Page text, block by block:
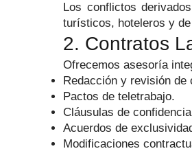
Los conflictos
turísticos, hoteleros y
2. Contratos
Ofrecemos asesoría
Redacción y revisión de
Pactos de teletrabajo.
Cláusulas de
Acuerdos de
Modificaciones